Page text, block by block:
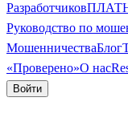
Разработчиков
Руководство по
МошенничестваБлог
«Проверено»О нас
Войти